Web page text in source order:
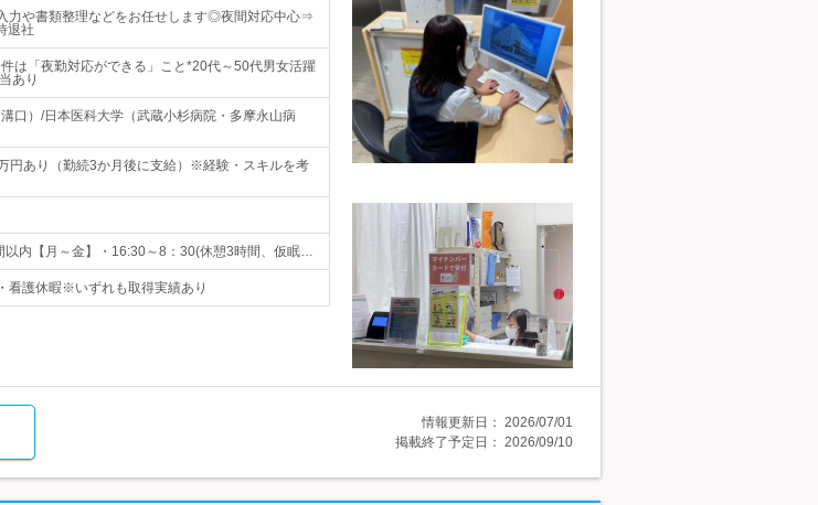
力や書類整理などをお任せします◎夜間対応中心⇒
退社
は「夜勤対応ができる」こと*20代～50代男女活躍
あり
口）/日本医科大学（武蔵小杉病院・多摩永山病
円あり（勤続3か月後に支給）※経験・スキルを考
内【月～金】・16:30～8：30(休憩3時間、仮眠…
看護休暇※いずれも取得実績あり
情報更新日： 2026/07/01
掲載終了予定日： 2026/09/10